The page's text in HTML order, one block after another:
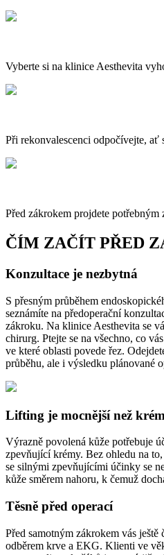
Vyberte si na klinice Aesthevita
Při rekonvalescenci odpočívejte, ať
Před zákrokem projdete
ČÍM ZAČÍT PŘED
Konzultace je nezbytná
S přesným průběhem
seznámíte na předoperační
zákroku. Na klinice Aesthevita se
chirurg. Ptejte se na všechno, co
ve které oblasti povede řez.
průběhu, ale i výsledku plánované
Lifting je mocnější než
Výrazně povolená kůže potřebuje
zpevňující krémy. Bez ohledu na
se silnými zpevňujícími účinky se
kůže směrem nahoru, k čemuž
Těsně před operací
Před samotným zákrokem vás ještě
odběrem krve a EKG. Klienti ve